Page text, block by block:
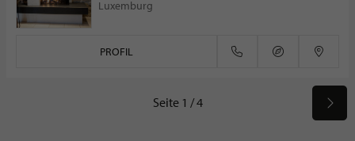
Luxemburg
PROFIL
Seite 1 / 4